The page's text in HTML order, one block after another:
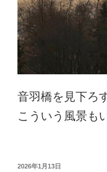
音羽橋を見下ろ
こういう風景も
投
2026年1月13日